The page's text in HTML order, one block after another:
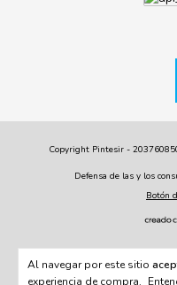
Al navegar por este sitio
experiencia de compra.
Copyright Pintesir -
Defensa de las y los
Botón